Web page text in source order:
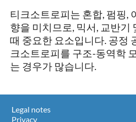
티크소트로피는 혼합, 펌핑,
향을 미치므로, 믹서, 교반기
때 중요한 요소입니다. 공정
크소트로피를 구조-동역학
는 경우가 많습니다.
Legal notes
Privacy